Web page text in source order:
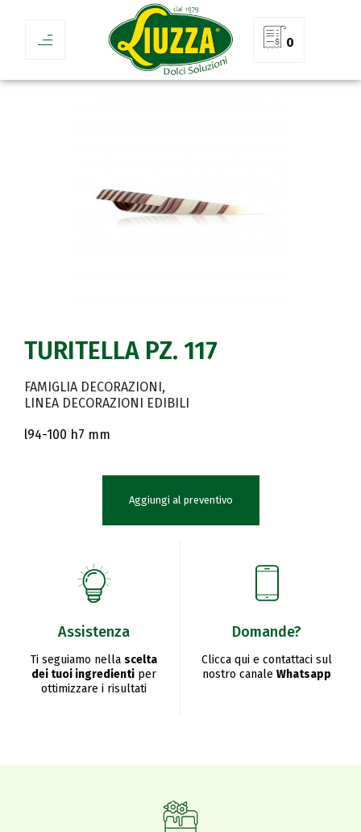
0
TURITELLA PZ. 117
FAMIGLIA DECORAZIONI
LINEA DECORAZIONI EDIBILI
l94-100 h7 mm
Aggiungi al preventivo
Assistenza
Ti seguiamo nella scelta
dei tuoi ingredienti per
ottimizzare i risultati
Domande?
Clicca qui e contattaci sul
nostro canale Whatsapp